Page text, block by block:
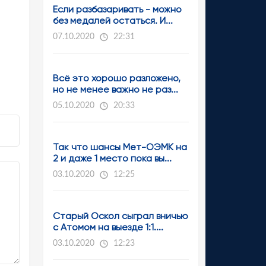
Если разбазаривать - можно
без медалей остаться. И...
07.10.2020 22:31
Всё это хорошо разложено,
но не менее важно не раз...
05.10.2020 20:33
Так что шансы Мет-ОЭМК на
2 и даже 1 место пока вы...
03.10.2020 12:25
Старый Оскол сыграл вничью
с Атомом на выезде 1:1....
03.10.2020 12:23